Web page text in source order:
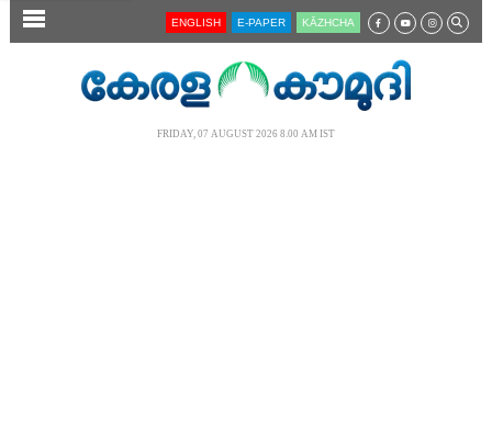
SECTIONS ENGLISH E-PAPER KĀZHCHA
FRIDAY, 07 AUGUST 2026 8.00 AM IST